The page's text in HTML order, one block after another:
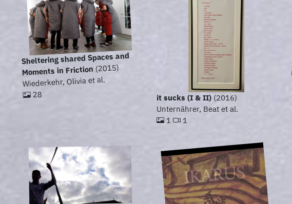
Sheltering shared Spaces and
Moments in Friction(2015)
Wiederkehr, Olivia et al.
28 it sucks (I & II) (2016)
Unternährer, Beat et al.
1
1